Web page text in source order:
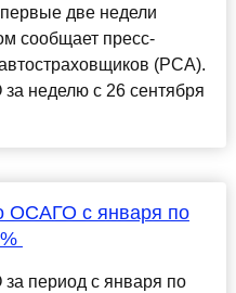
две недели
сообщает пресс-
(РСА).
неделю с 26 сентября
ОСАГО с января по
период с января по